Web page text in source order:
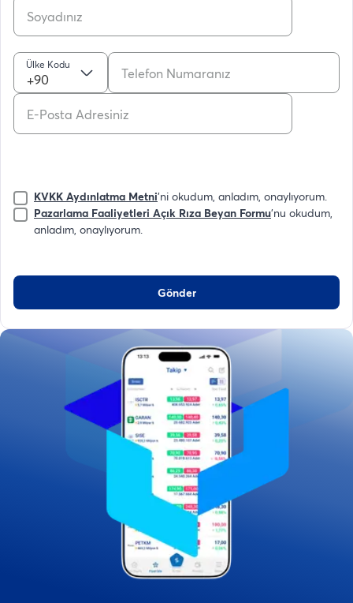
Ülke Kodu
+90
KVKK Aydınlatma Metni'ni okudum, anladım, onaylıyorum.
Pazarlama Faaliyetleri Açık Rıza Beyan Formu'nu okudum,
anladım, onaylıyorum.
Gönder